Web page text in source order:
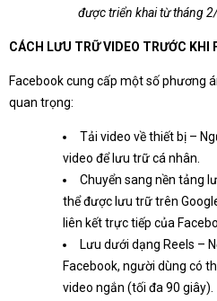
được triển khai từ tháng
CÁCH LƯU TRỮ VIDEO TRƯỚC KHI
Facebook cung cấp một số phương
quan trọng:
Tải video về thiết bị –
video để lưu trữ cá nhân.
Chuyển sang nền tảng
thể được lưu trữ trên
liên kết trực tiếp của
Lưu dưới dạng Reels –
Facebook, người dùng có
video ngắn (tối đa 90 giây).